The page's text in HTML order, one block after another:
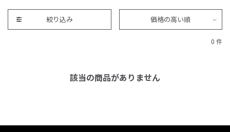
絞り込み 価格の高い順
0 件
該当の商品がありません